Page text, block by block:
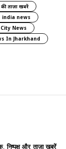
ताज़ा खबरें
india news
City News
In Jharkhand
निष्पक्ष और ताज़ा खबरें